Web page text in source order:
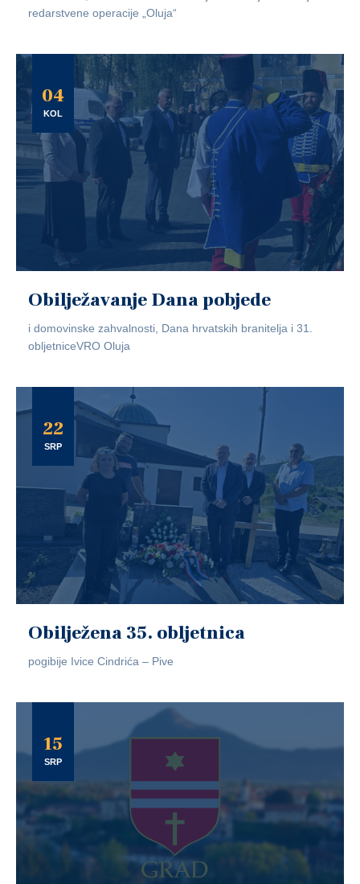
redarstvene operacije „Oluja“
04
KOL
Obilježavanje Dana pobjede
i domovinske zahvalnosti, Dana hrvatskih branitelja i 31.
obljetniceVRO Oluja
22
SRP
Obilježena 35. obljetnica
pogibije Ivice Cindrića – Pive
15
SRP